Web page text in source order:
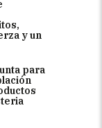
y un
para